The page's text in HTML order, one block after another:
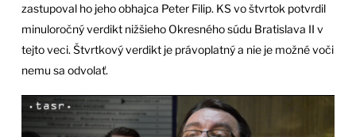
zastupoval ho jeho obhajca Peter Filip. KS vo štvrtok potvrdil
minuloročný verdikt nižšieho Okresného súdu Bratislava II v
tejto veci. Štvrtkový verdikt je právoplatný a nie je možné voči
nemu sa odvolať.